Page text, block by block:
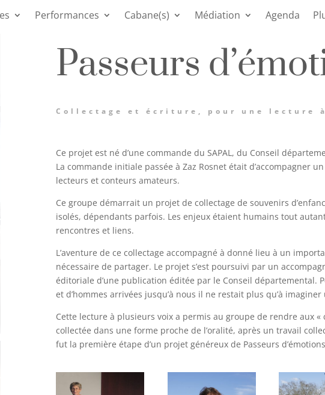
Performances Cabane(s) Médiation Agenda
Passeurs
Collectage et écriture, pour une lecture
Ce projet est né d’une commande du SAPAL, du Conseil
La commande initiale passée à Zaz Rosnet était d’accompagner
lecteurs et conteurs amateurs.
Ce groupe démarrait un projet de collectage de souvenirs
isolés, dépendants parfois. Les enjeux étaient humains tout
rencontres et liens.
L’aventure de ce collectage accompagné à donné lieu à un
nécessaire de partager. Le projet s’est poursuivi par un
éditoriale d’une publication éditée par le Conseil départemental.
et d’hommes arrivées jusqu’à nous il ne restait plus qu’à
Cette lecture à plusieurs voix a permis au groupe de rendre aux
collectée dans une forme proche de l’oralité, après un travail
fut la première étape d’un projet généreux de Passeurs